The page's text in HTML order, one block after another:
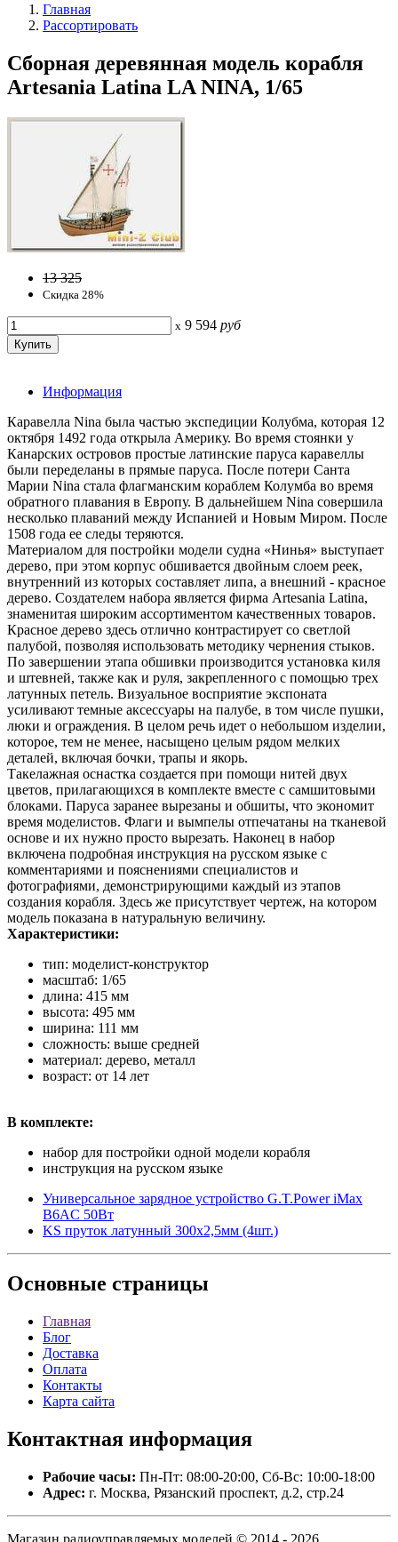
Главная
Рассортировать
Сборная деревянная модель корабля
Artesania Latina LA NINA, 1/65
13 325
Скидка 28%
x 9 594 руб
Информация
Каравелла Nina была частью экспедиции Колубма, которая 12
октября 1492 года открыла Америку. Во время стоянки у
Канарских островов простые латинские паруса каравеллы
были переделаны в прямые паруса. После потери Санта
Марии Nina стала флагманским кораблем Колумба во время
обратного плавания в Европу. В дальнейшем Nina совершила
несколько плаваний между Испанией и Новым Миром. После
1508 года ее следы теряются.
Материалом для постройки модели судна «Нинья» выступает
дерево, при этом корпус обшивается двойным слоем реек,
внутренний из которых составляет липа, а внешний - красное
дерево. Создателем набора является фирма Artesania Latina,
знаменитая широким ассортиментом качественных товаров.
Красное дерево здесь отлично контрастирует со светлой
палубой, позволяя использовать методику чернения стыков.
По завершении этапа обшивки производится установка киля
и штевней, также как и руля, закрепленного с помощью трех
латунных петель. Визуальное восприятие экспоната
усиливают темные аксессуары на палубе, в том числе пушки,
люки и ограждения. В целом речь идет о небольшом изделии,
которое, тем не менее, насыщено целым рядом мелких
деталей, включая бочки, трапы и якорь.
Такелажная оснастка создается при помощи нитей двух
цветов, прилагающихся в комплекте вместе с самшитовыми
блоками. Паруса заранее вырезаны и обшиты, что экономит
время моделистов. Флаги и вымпелы отпечатаны на тканевой
основе и их нужно просто вырезать. Наконец в набор
включена подробная инструкция на русском языке с
комментариями и пояснениями специалистов и
фотографиями, демонстрирующими каждый из этапов
создания корабля. Здесь же присутствует чертеж, на котором
модель показана в натуральную величину.
Характеристики:
тип: моделист-конструктор
масштаб: 1/65
длина: 415 мм
высота: 495 мм
ширина: 111 мм
сложность: выше средней
материал: дерево, металл
возраст: от 14 лет
В комплекте:
набор для постройки одной модели корабля
инструкция на русском языке
Универсальное зарядное устройство G.T.Power iMax
B6AC 50Вт
KS пруток латунный 300х2,5мм (4шт.)
Основные страницы
Главная
Блог
Доставка
Оплата
Контакты
Карта сайта
Контактная информация
Рабочие часы: Пн-Пт: 08:00-20:00, Сб-Вс: 10:00-18:00
Адрес: г. Москва, Рязанский проспект, д.2, стр.24